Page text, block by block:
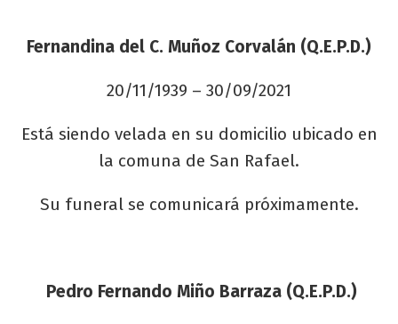
Fernandina del C. Muñoz Corvalán (Q.E.P.D.)
20/11/1939 – 30/09/2021
Está siendo velada en su domicilio ubicado en
la comuna de San Rafael.
Su funeral se comunicará próximamente.
Pedro Fernando Miño Barraza (Q.E.P.D.)